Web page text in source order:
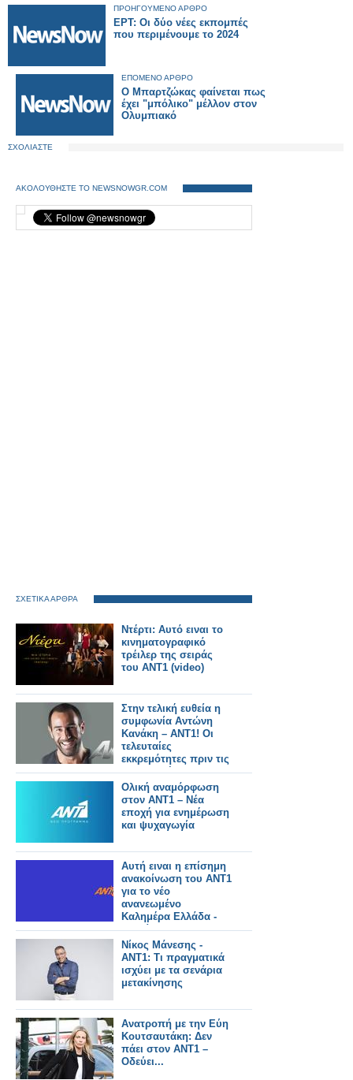
ΠΡΟΗΓΟΥΜΕΝΟ ΑΡΘΡΟ
ΕΡΤ: Οι δύο νέες εκπομπές
που περιμένουμε το 2024
ΕΠΟΜΕΝΟ ΑΡΘΡΟ
Ο Μπαρτζώκας φαίνεται πως
έχει "μπόλικο" μέλλον στον
Ολυμπιακό
ΣΧΟΛΙΑΣΤΕ
ΑΚΟΛΟΥΘΗΣΤΕ ΤΟ NEWSNOWGR.COM
ΣΧΕΤΙΚΑ ΑΡΘΡΑ
Ντέρτι: Αυτό ειναι το
κινηματογραφικό
τρέιλερ της σειράς
του ΑΝΤ1 (video)
Στην τελική ευθεία η
συμφωνία Αντώνη
Κανάκη – ΑΝΤ1! Οι
τελευταίες
εκκρεμότητες πριν τις
υπογραφές...
Ολική αναμόρφωση
στον ΑΝΤ1 – Νέα
εποχή για ενημέρωση
και ψυχαγωγία
Αυτή ειναι η επίσημη
ανακοίνωση του ΑΝΤ1
για το νέο
ανανεωμένο
Καλημέρα Ελλάδα -
Αυτοί θα το
παρουσιάζουν
Νίκος Μάνεσης -
ΑΝΤ1: Τι πραγματικά
ισχύει με τα σενάρια
μετακίνησης
Ανατροπή με την Εύη
Κουτσαυτάκη: Δεν
πάει στον ΑΝΤ1 –
Οδεύει...